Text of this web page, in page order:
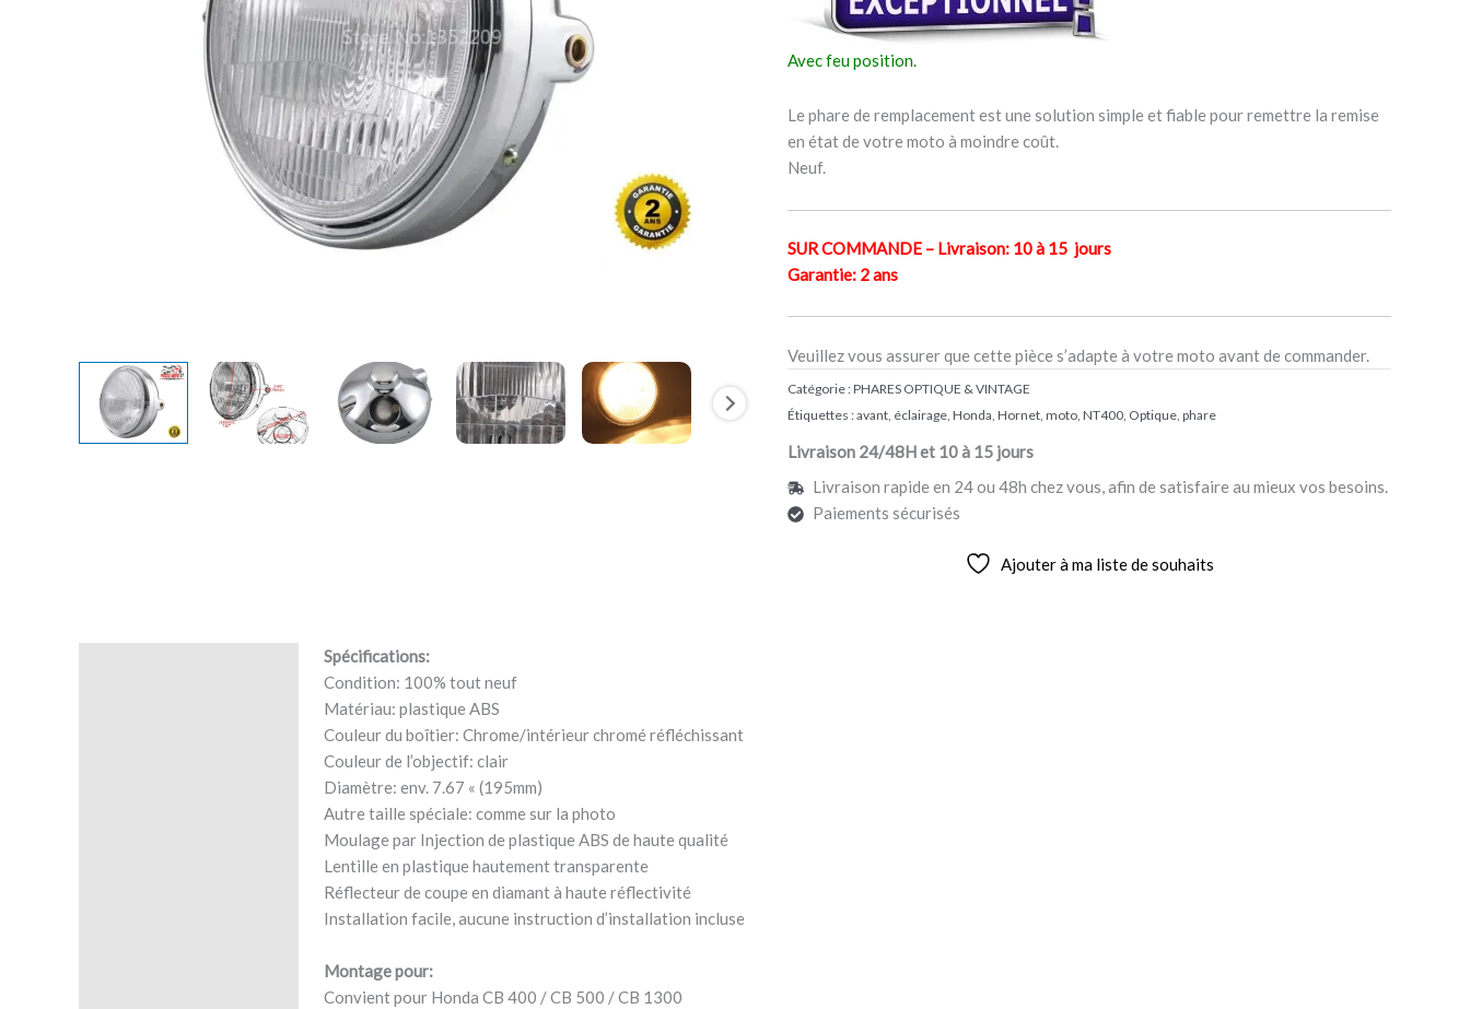
1992
Avec feu position.
Le phare de remplacement est une solution simple et fiable pour remettre la remise
en état de votre moto à moindre coût.
Neuf.
SUR COMMANDE – Livraison: 10 à 15 jours
Garantie: 2 ans
Veuillez vous assurer que cette pièce s’adapte à votre moto avant de commander.
Catégorie :PHARES OPTIQUE & VINTAGE
Étiquettes :avant éclairage Honda Hornet moto NT400 Optique phare
Livraison 24/48H et 10 à 15 jours
Livraison rapide en 24 ou 48h chez vous, afin de satisfaire au mieux vos besoins.
Paiements sécurisés
Ajouter à ma liste de souhaits
Spécifications:
Condition: 100% tout neuf
Matériau: plastique ABS
Couleur du boîtier: Chrome/intérieur chromé réfléchissant
Couleur de l’objectif: clair
Diamètre: env. 7.67 « (195mm)
Autre taille spéciale: comme sur la photo
Moulage par Injection de plastique ABS de haute qualité
Lentille en plastique hautement transparente
Réflecteur de coupe en diamant à haute réflectivité
Installation facile, aucune instruction d’installation incluse
Montage pour:
Convient pour Honda CB 400 / CB 500 / CB 1300